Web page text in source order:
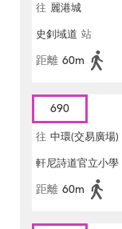
往 麗港城
史釗域道 站
距離 60m
690
往 中環(交易廣場)
軒尼詩道官立小學
距離 60m